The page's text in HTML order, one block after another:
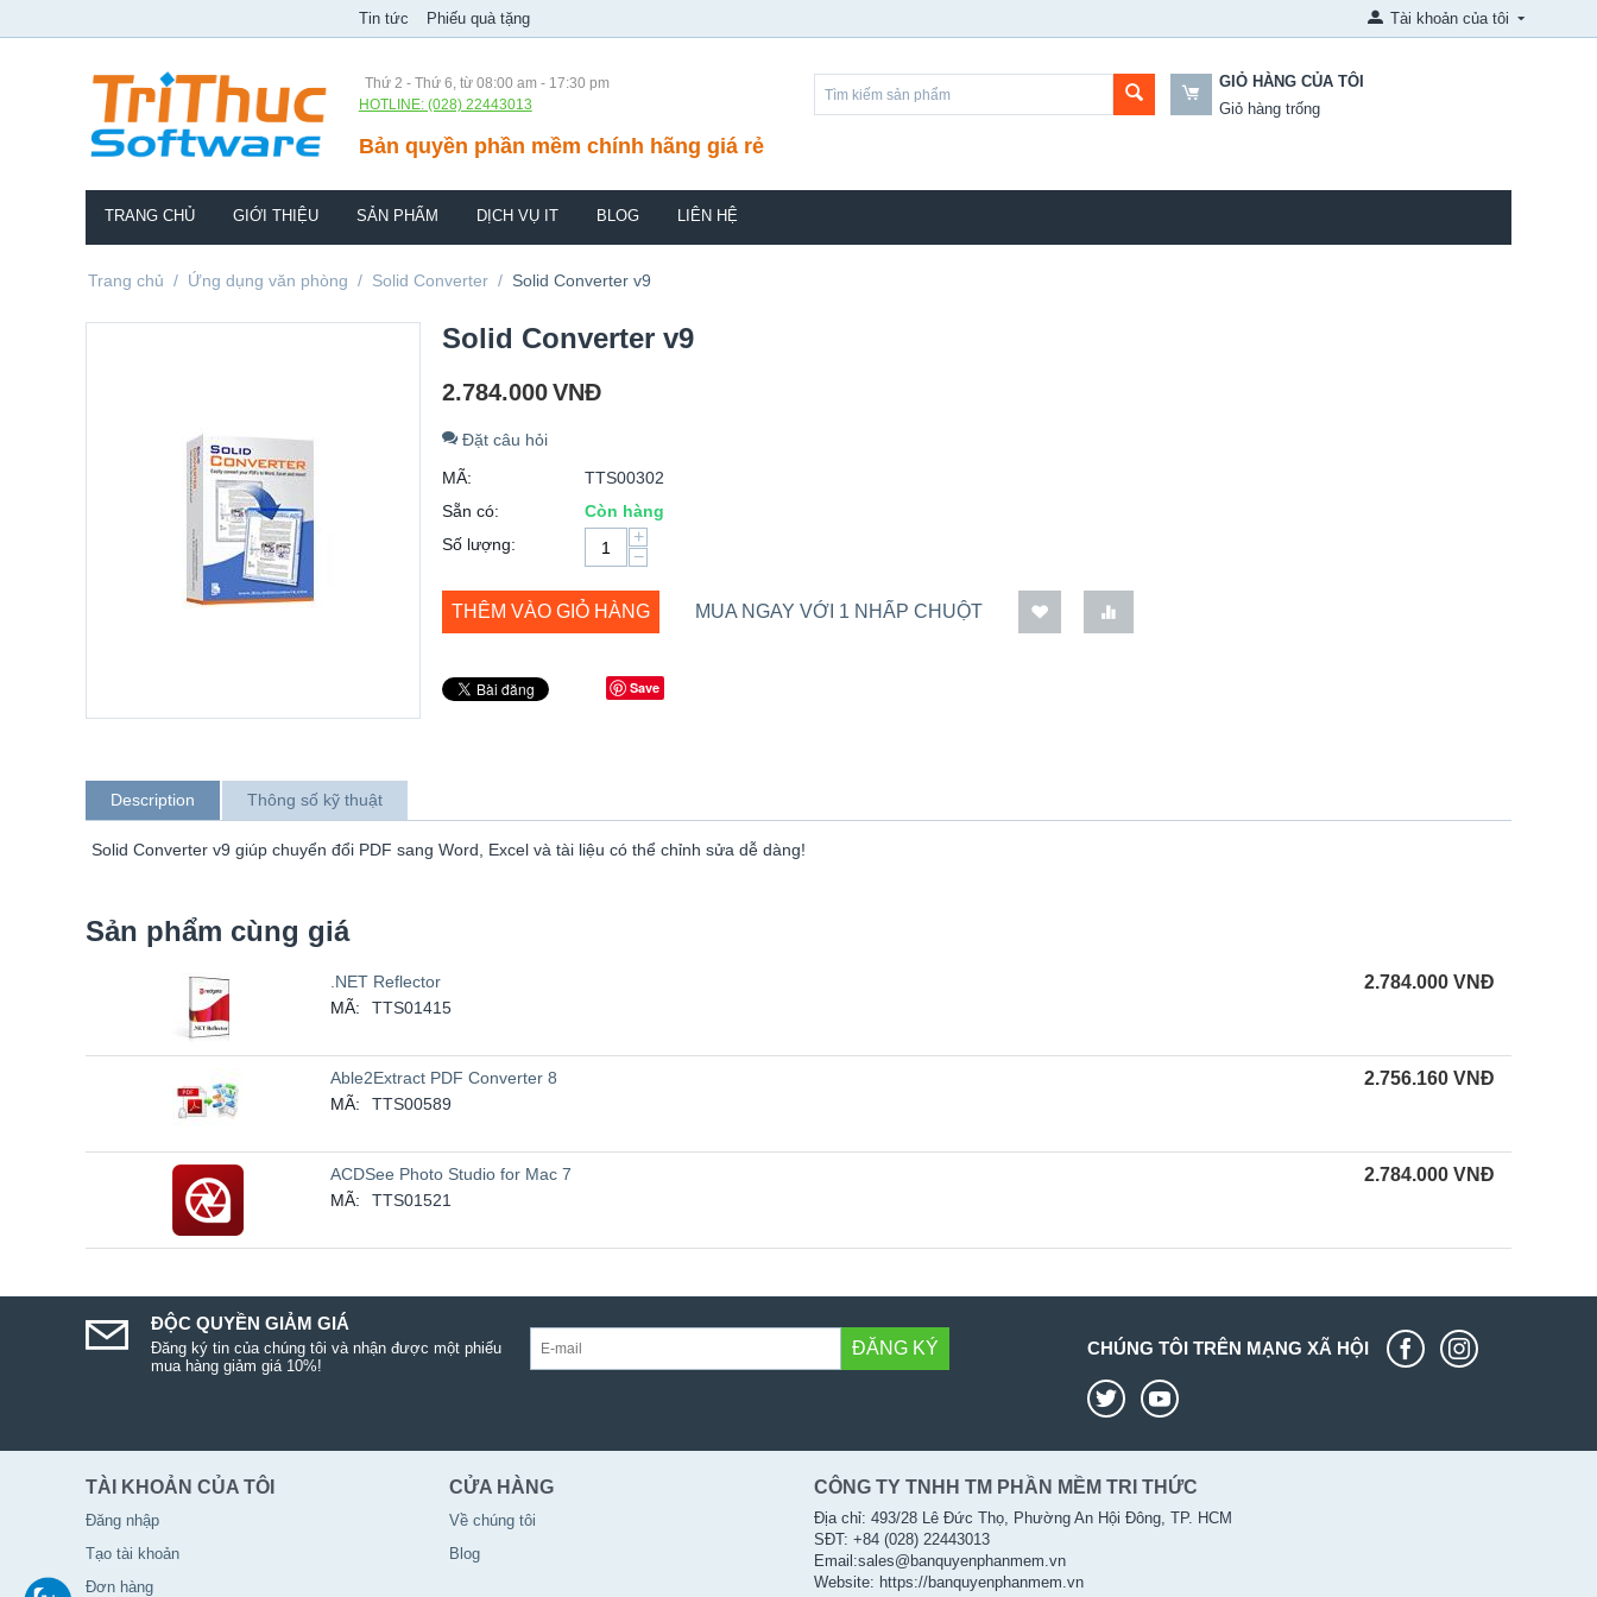
Tin tức Phiếu quà tặng Tài khoản của tôi
Thứ 2 - Thứ 6, từ 08:00 am - 17:30 pm
HOTLINE: (028) 22443013
Bản quyền phần mềm chính hãng giá rẻ
GIỎ HÀNG CỦA TÔI
Giỏ hàng trống
TRANG CHỦ GIỚI THIỆU SẢN PHẨM DỊCH VỤ IT BLOG LIÊN HỆ
Trang chủ / Ứng dụng văn phòng / Solid Converter / Solid Converter v9
Solid Converter v9
2.784.000VNĐ
Đặt câu hỏi
MÃ:
TTS00302
Sẵn có:
Còn hàng
Số lượng:
+
−
THÊM VÀO GIỎ HÀNG MUA NGAY VỚI 1 NHẤP CHUỘT
Save
Description Thông số kỹ thuật
Solid Converter v9 giúp chuyển đổi PDF sang Word, Excel và tài liệu có thể chỉnh sửa dễ dàng!
Sản phẩm cùng giá
.NET Reflector
MÃ:
TTS01415
2.784.000 VNĐ
Able2Extract PDF Converter 8
MÃ:
TTS00589
2.756.160 VNĐ
ACDSee Photo Studio for Mac 7
MÃ:
TTS01521
2.784.000 VNĐ
ĐỘC QUYỀN GIẢM GIÁ
Đăng ký tin của chúng tôi và nhận được một phiếu
mua hàng giảm giá 10%!
ĐĂNG KÝ CHÚNG TÔI TRÊN MẠNG XÃ HỘI
TÀI KHOẢN CỦA TÔI
Đăng nhập
Tạo tài khoản
Đơn hàng
CỬA HÀNG
Về chúng tôi
Blog
CÔNG TY TNHH TM PHẦN MỀM TRI THỨC
Địa chỉ: 493/28 Lê Đức Thọ, Phường An Hội Đông, TP. HCM
SĐT: +84 (028) 22443013
Email:sales@banquyenphanmem.vn
Website: https://banquyenphanmem.vn